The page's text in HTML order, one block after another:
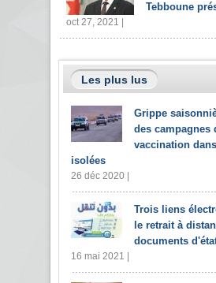
Tebboune
oct 27, 2021 |
Les plus lus
Grippe
des campagnes
vaccination
isolées
26 déc 2020 |
Trois liens
le retrait à
documents
16 mai 2021 |